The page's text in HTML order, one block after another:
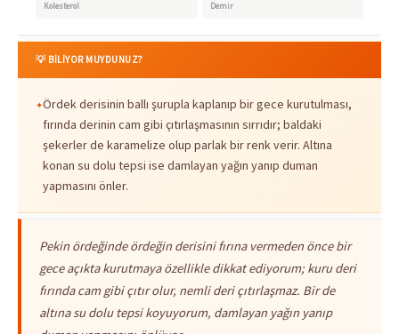
Kolesterol Demir
💡 BİLİYOR MUYDUNUZ?
Ördek derisinin ballı şurupla kaplanıp bir gece kurutulması,
fırında derinin cam gibi çıtırlaşmasının sırrıdır; baldaki
şekerler de karamelize olup parlak bir renk verir. Altına
konan su dolu tepsi ise damlayan yağın yanıp duman
yapmasını önler.
Pekin ördeğinde ördeğin derisini fırına vermeden önce bir
gece açıkta kurutmaya özellikle dikkat ediyorum; kuru deri
fırında cam gibi çıtır olur, nemli deri çıtırlaşmaz. Bir de
altına su dolu tepsi koyuyorum, damlayan yağın yanıp